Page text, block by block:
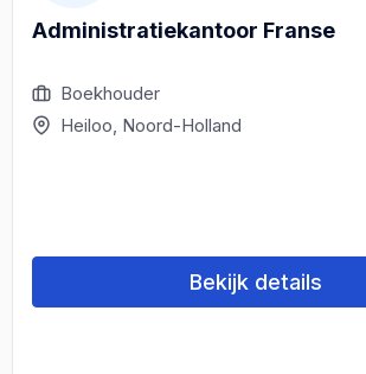
Administratiekantoor Franse
Boekhouder
Heiloo, Noord-Holland
Bekijk details